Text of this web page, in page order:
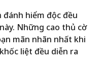
hiểm độc đều
Những cao thủ cờ
mãn nhãn nhất khi
liệt đều diễn ra